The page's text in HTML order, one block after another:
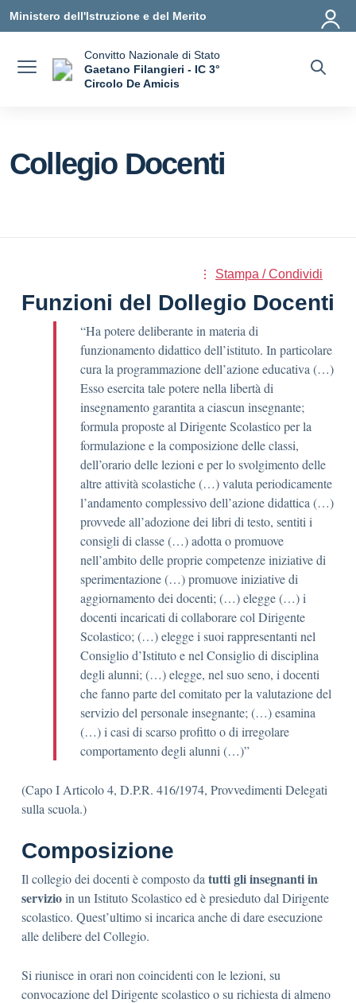
Ministero dell'Istruzione e del Merito
Convitto Nazionale di Stato
Gaetano Filangieri - IC 3°
Circolo De Amicis
Collegio Docenti
Stampa / Condividi
Funzioni del Dollegio Docenti
“Ha potere deliberante in materia di
funzionamento didattico dell’istituto. In particolare
cura la programmazione dell’azione educativa (…)
Esso esercita tale potere nella libertà di
insegnamento garantita a ciascun insegnante;
formula proposte al Dirigente Scolastico per la
formulazione e la composizione delle classi,
dell’orario delle lezioni e per lo svolgimento delle
altre attività scolastiche (…) valuta periodicamente
l’andamento complessivo dell’azione didattica (…)
provvede all’adozione dei libri di testo, sentiti i
consigli di classe (…) adotta o promuove
nell’ambito delle proprie competenze iniziative di
sperimentazione (…) promuove iniziative di
aggiornamento dei docenti; (…) elegge (…) i
docenti incaricati di collaborare col Dirigente
Scolastico; (…) elegge i suoi rappresentanti nel
Consiglio d’Istituto e nel Consiglio di disciplina
degli alunni; (…) elegge, nel suo seno, i docenti
che fanno parte del comitato per la valutazione del
servizio del personale insegnante; (…) esamina
(…) i casi di scarso profitto o di irregolare
comportamento degli alunni (…)”
(Capo I Articolo 4, D.P.R. 416/1974, Provvedimenti Delegati
sulla scuola.)
Composizione
Il collegio dei docenti è composto da tutti gli insegnanti in
servizioin un Istituto Scolastico ed è presieduto dal Dirigente
scolastico. Quest’ultimo si incarica anche di dare esecuzione
alle delibere del Collegio.
Si riunisce in orari non coincidenti con le lezioni, su
convocazione del Dirigente scolastico o su richiesta di almeno